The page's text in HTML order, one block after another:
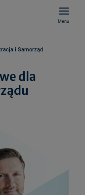
Menu
i Samorząd
dla